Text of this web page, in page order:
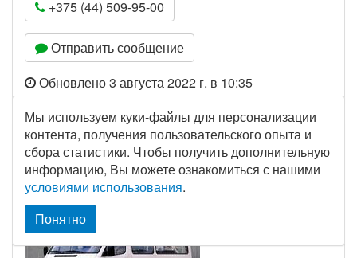
+375 (44) 509-95-00
Отправить сообщение
Обновлено 3 августа 2022 г. в 10:35
ИП Курлович А.А
г.Узда, г.Минск
Мы используем куки-файлы для персонализации
контента, получения пользовательского опыта и
сбора статистики. Чтобы получить дополнительную
информацию, Вы можете ознакомиться с нашими
условиями использования.
Понятно